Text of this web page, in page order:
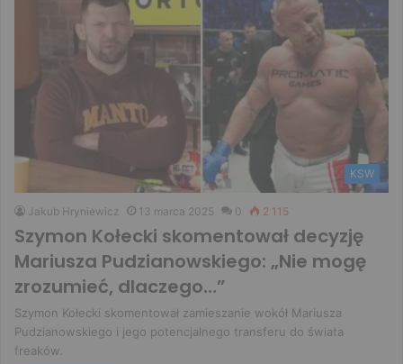
KSW
Jakub Hryniewicz 13 marca 2025 0 2 115
Szymon Kołecki skomentował decyzję
Mariusza Pudzianowskiego: „Nie mogę
zrozumieć, dlaczego…”
Szymon Kołecki skomentował zamieszanie wokół Mariusza
Pudzianowskiego i jego potencjalnego transferu do świata
freaków.